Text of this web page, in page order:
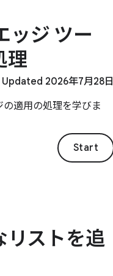
ッジ ツー
理
Updated 2026年7月28日
適用の処理を学びま
Start
リストを追